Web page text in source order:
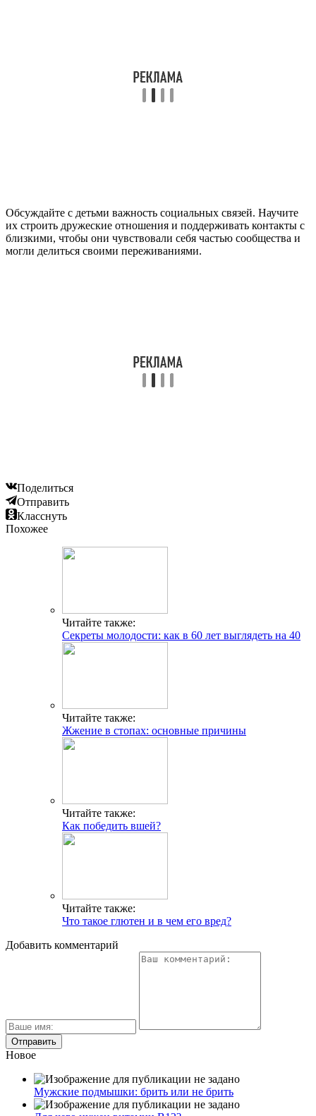
Обсуждайте с детьми важность социальных связей. Научите
их строить дружеские отношения и поддерживать контакты с
близкими, чтобы они чувствовали себя частью сообщества и
могли делиться своими переживаниями.
Поделиться
Отправить
Класснуть
Похожее
Читайте также:
Секреты молодости: как в 60 лет выглядеть на 40
Читайте также:
Жжение в стопах: основные причины
Читайте также:
Как победить вшей?
Читайте также:
Что такое глютен и в чем его вред?
Добавить комментарий
Новое
Мужские подмышки: брить или не брить